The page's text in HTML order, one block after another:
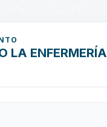
LA ENFERMERÍA